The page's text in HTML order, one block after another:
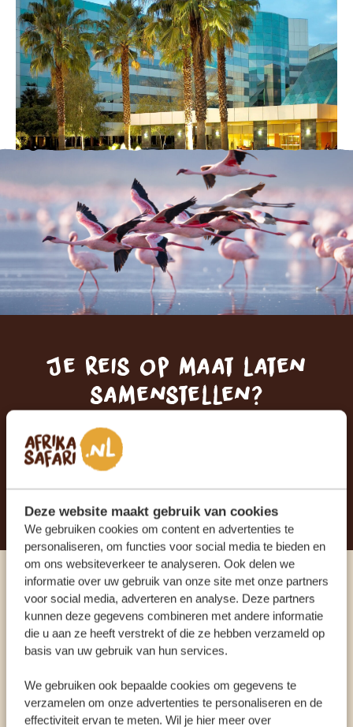
Deze website maakt gebruik van cookies
We gebruiken cookies om content en advertenties te
personaliseren, om functies voor social media te bieden en
om ons websiteverkeer te analyseren. Ook delen we
informatie over uw gebruik van onze site met onze partners
voor social media, adverteren en analyse. Deze partners
kunnen deze gegevens combineren met andere informatie
die u aan ze heeft verstrekt of die ze hebben verzameld op
basis van uw gebruik van hun services.
We gebruiken ook bepaalde cookies om gegevens te
verzamelen om onze advertenties te personaliseren en de
effectiviteit ervan te meten. Wil je hier meer over
Je reis op maat laten
samenstellen?
ONTVANG EEN VRIJBLIJVENDE OFFERTE
STEL NU JOUW DROOMREIS SAMEN
Praat met een expert
ONZE SPECIALISTEN STAAN VOOR JE KLAAR
NL:+31 174 700 212